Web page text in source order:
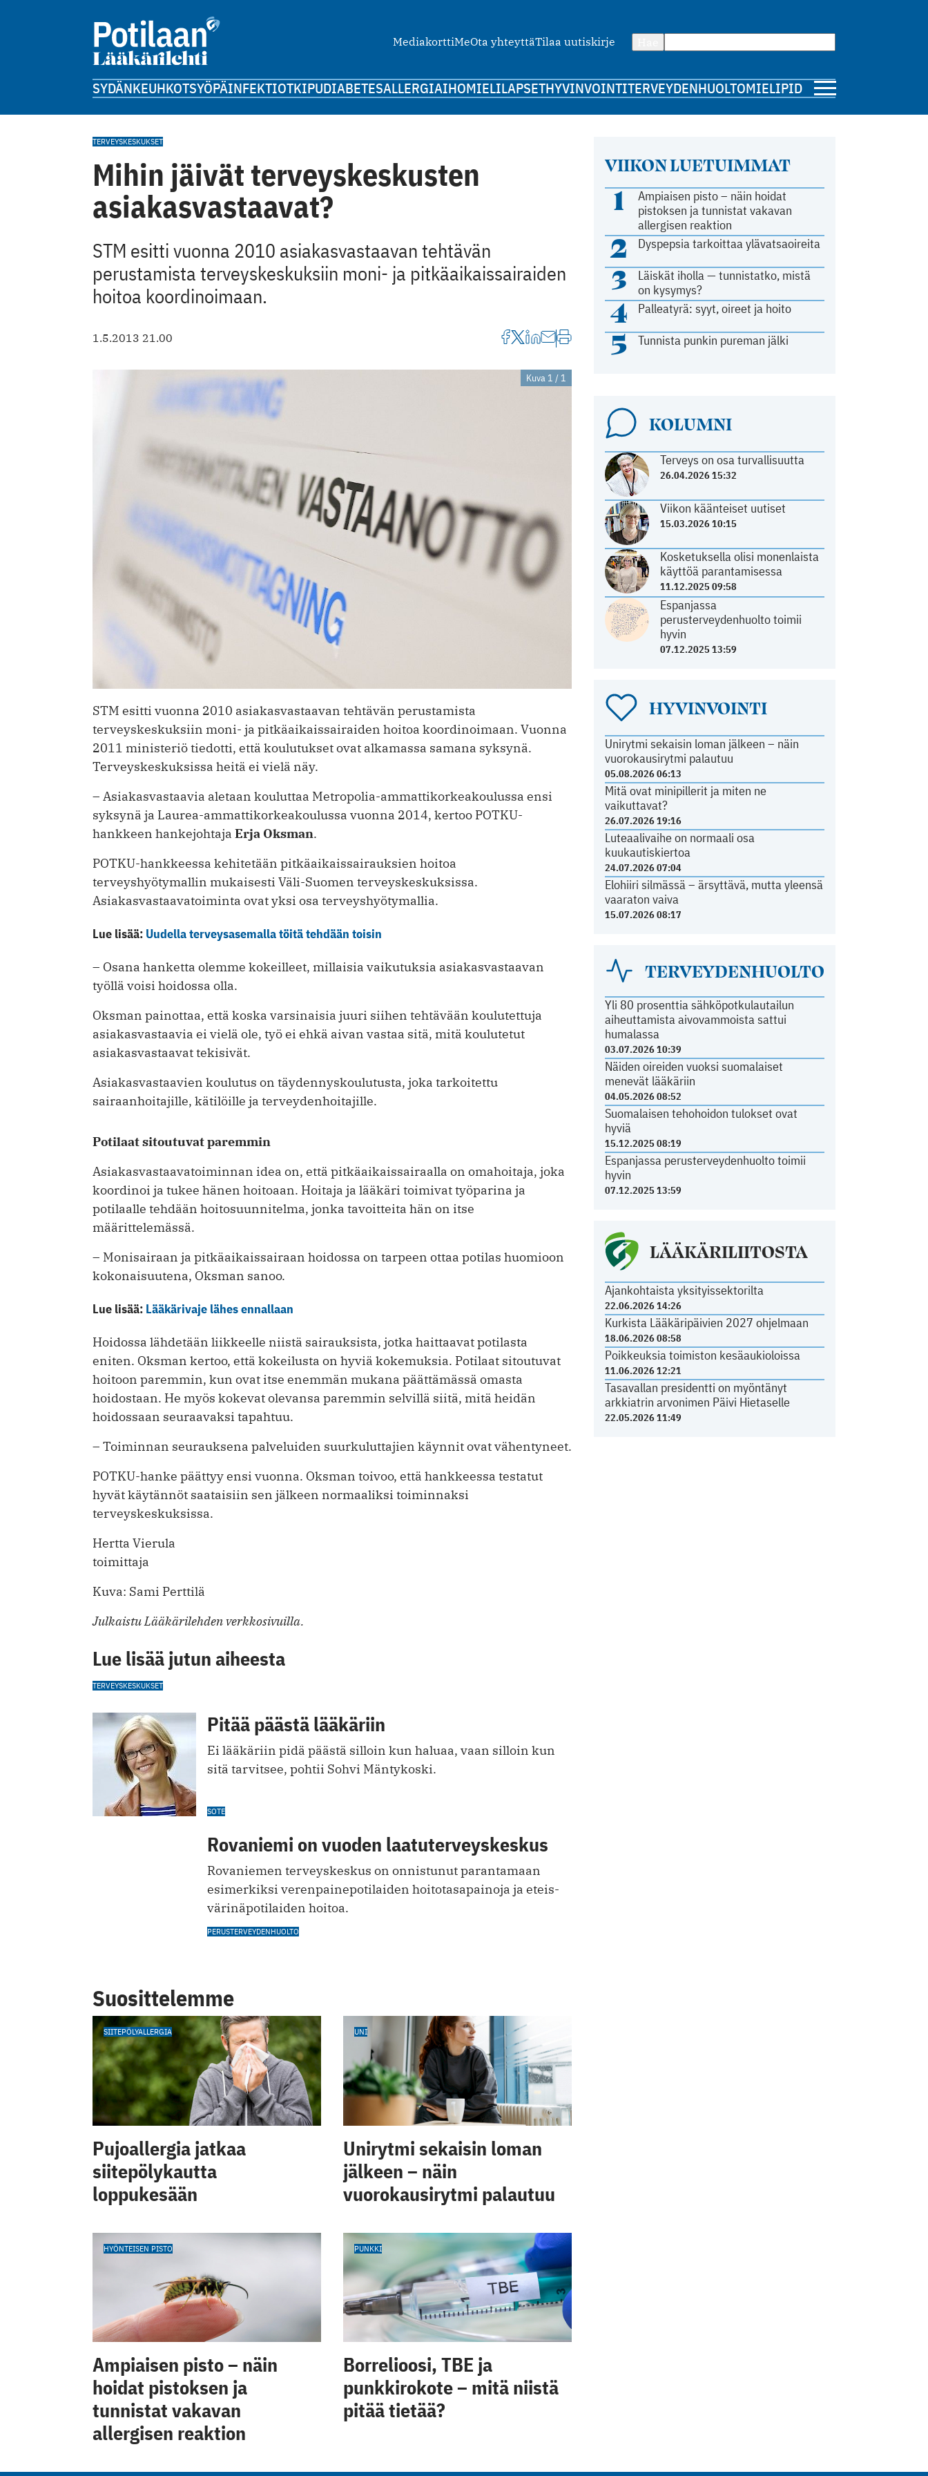
MediakorttiMeOta yhteyttäTilaa uutiskirje
SYDÄNKEUHKOTSYÖPÄINFEKTIOTKIPUDIABETESALLERGIAIHOMIELILAPSETHYVINVOINTITERVEYDENHUOLTOMIELIPIDE
VIIKON LUETUIMMAT
1
Ampiaisen pisto – näin hoidat
pistoksen ja tunnistat vakavan
allergisen reaktion
2 Dyspepsia tarkoittaa ylävatsaoireita
3
Läiskät iholla — tunnistatko, mistä
on kysymys?
4 Palleatyrä: syyt, oireet ja hoito
5 Tunnista punkin pureman jälki
KOLUMNI
Terveys on osa turvallisuutta
26.04.2026 15:32
Viikon käänteiset uutiset
15.03.2026 10:15
Kosketuksella olisi monenlaista
käyttöä parantamisessa
11.12.2025 09:58
Espanjassa
perusterveydenhuolto toimii
hyvin
07.12.2025 13:59
HYVINVOINTI
Unirytmi sekaisin loman jälkeen – näin
vuorokausirytmi palautuu
05.08.2026 06:13
Mitä ovat minipillerit ja miten ne
vaikuttavat?
26.07.2026 19:16
Luteaalivaihe on normaali osa
kuukautiskiertoa
24.07.2026 07:04
Elohiiri silmässä – ärsyttävä, mutta yleensä
vaaraton vaiva
15.07.2026 08:17
TERVEYDENHUOLTO
Yli 80 prosenttia sähköpotkulautailun
aiheuttamista aivovammoista sattui
humalassa
03.07.2026 10:39
Näiden oireiden vuoksi suomalaiset
menevät lääkäriin
04.05.2026 08:52
Suomalaisen tehohoidon tulokset ovat
hyviä
15.12.2025 08:19
Espanjassa perusterveydenhuolto toimii
hyvin
07.12.2025 13:59
LÄÄKÄRILIITOSTA
Ajankohtaista yksityissektorilta
22.06.2026 14:26
Kurkista Lääkäripäivien 2027 ohjelmaan
18.06.2026 08:58
Poikkeuksia toimiston kesäaukioloissa
11.06.2026 12:21
Tasavallan presidentti on myöntänyt
arkkiatrin arvonimen Päivi Hietaselle
22.05.2026 11:49
TERVEYSKESKUKSET
Mihin jäivät terveyskeskusten
asiakasvastaavat?
STM esitti vuonna 2010 asiakasvastaavan tehtävän
perustamista terveyskeskuksiin moni- ja pitkäaikaissairaiden
hoitoa koordinoimaan.
1.5.2013 21.00
Kuva 1 / 1
STM esitti vuonna 2010 asiakasvastaavan tehtävän perustamista
terveyskeskuksiin moni- ja pitkäaikaissairaiden hoitoa koordinoimaan. Vuonna
2011 ministeriö tiedotti, että koulutukset ovat alkamassa samana syksynä.
Terveyskeskuksissa heitä ei vielä näy.
– Asiakasvastaavia aletaan kouluttaa Metropolia-ammattikorkeakoulussa ensi
syksynä ja Laurea-ammattikorkeakoulussa vuonna 2014, kertoo POTKU-
hankkeen hankejohtaja Erja Oksman.
POTKU-hankkeessa kehitetään pitkäaikaissairauksien hoitoa
terveyshyötymallin mukaisesti Väli-Suomen terveyskeskuksissa.
Asiakasvastaavatoiminta ovat yksi osa terveyshyötymallia.
Lue lisää: Uudella terveysasemalla töitä tehdään toisin
– Osana hanketta olemme kokeilleet, millaisia vaikutuksia asiakasvastaavan
työllä voisi hoidossa olla.
Oksman painottaa, että koska varsinaisia juuri siihen tehtävään koulutettuja
asiakasvastaavia ei vielä ole, työ ei ehkä aivan vastaa sitä, mitä koulutetut
asiakasvastaavat tekisivät.
Asiakasvastaavien koulutus on täydennyskoulutusta, joka tarkoitettu
sairaanhoitajille, kätilöille ja terveydenhoitajille.
Potilaat sitoutuvat paremmin
Asiakasvastaavatoiminnan idea on, että pitkäaikaissairaalla on omahoitaja, joka
koordinoi ja tukee hänen hoitoaan. Hoitaja ja lääkäri toimivat työparina ja
potilaalle tehdään hoitosuunnitelma, jonka tavoitteita hän on itse
määrittelemässä.
– Monisairaan ja pitkäaikaissairaan hoidossa on tarpeen ottaa potilas huomioon
kokonaisuutena, Oksman sanoo.
Lue lisää: Lääkärivaje lähes ennallaan
Hoidossa lähdetään liikkeelle niistä sairauksista, jotka haittaavat potilasta
eniten. Oksman kertoo, että kokeilusta on hyviä kokemuksia. Potilaat sitoutuvat
hoitoon paremmin, kun ovat itse enemmän mukana päättämässä omasta
hoidostaan. He myös kokevat olevansa paremmin selvillä siitä, mitä heidän
hoidossaan seuraavaksi tapahtuu.
– Toiminnan seurauksena palveluiden suurkuluttajien käynnit ovat vähentyneet.
POTKU-hanke päättyy ensi vuonna. Oksman toivoo, että hankkeessa testatut
hyvät käytännöt saataisiin sen jälkeen normaaliksi toiminnaksi
terveyskeskuksissa.
Hertta Vierula
toimittaja
Kuva: Sami Perttilä
Julkaistu Lääkärilehden verkkosivuilla.
Lue lisää jutun aiheesta
TERVEYSKESKUKSET
Pitää päästä lääkäriin
Ei lääkäriin pidä päästä silloin kun haluaa, vaan silloin kun
sitä tarvitsee, pohtii Sohvi Mäntykoski.
SOTE
Rovaniemi on vuoden laatuterveyskeskus
Rovaniemen terveyskeskus on onnistunut parantamaan
esimerkiksi verenpainepotilaiden hoitotasapainoja ja eteis­
värinäpotilaiden hoitoa.
PERUSTERVEYDENHUOLTO
Suosittelemme
SIITEPÖLYALLERGIA
Pujoallergia jatkaa
siitepölykautta
loppukesään
UNI
Unirytmi sekaisin loman
jälkeen – näin
vuorokausirytmi palautuu
HYÖNTEISEN PISTO
Ampiaisen pisto – näin
hoidat pistoksen ja
tunnistat vakavan
allergisen reaktion
PUNKKI
Borrelioosi, TBE ja
punkkirokote – mitä niistä
pitää tietää?